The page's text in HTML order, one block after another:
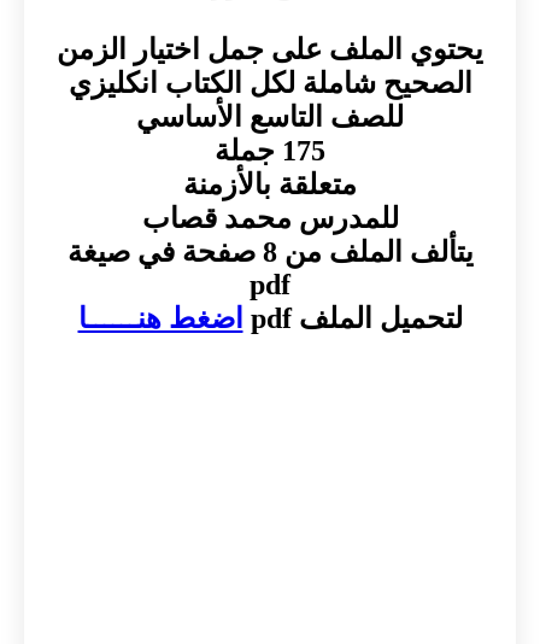
يحتوي الملف على جمل اختيار الزمن
الصحيح شاملة لكل الكتاب انكليزي
للصف التاسع الأساسي
175 جملة
متعلقة بالأزمنة
للمدرس محمد قصاب
يتألف الملف من 8 صفحة في صيغة
pdf
لتحميل الملف pdf
اضغط هنــــــا